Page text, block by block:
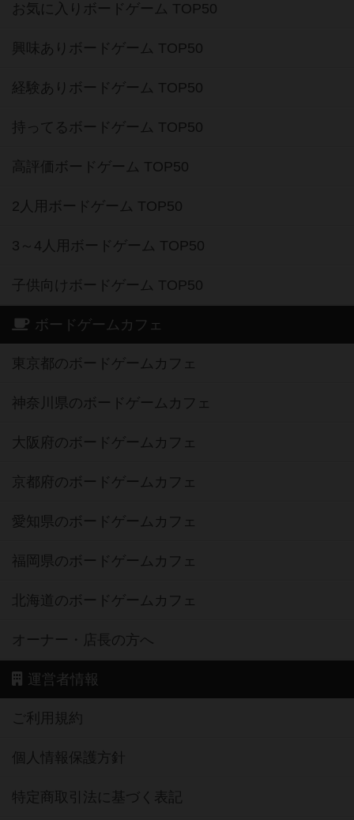
お気に入りボードゲーム TOP50
興味ありボードゲーム TOP50
経験ありボードゲーム TOP50
持ってるボードゲーム TOP50
高評価ボードゲーム TOP50
2人用ボードゲーム TOP50
3～4人用ボードゲーム TOP50
子供向けボードゲーム TOP50
ボードゲームカフェ
東京都のボードゲームカフェ
神奈川県のボードゲームカフェ
大阪府のボードゲームカフェ
京都府のボードゲームカフェ
愛知県のボードゲームカフェ
福岡県のボードゲームカフェ
北海道のボードゲームカフェ
オーナー・店長の方へ
運営者情報
ご利用規約
個人情報保護方針
特定商取引法に基づく表記